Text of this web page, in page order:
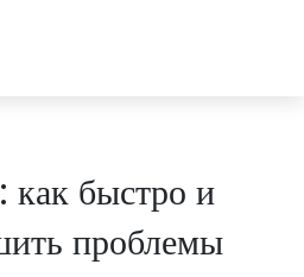
как быстро и
проблемы